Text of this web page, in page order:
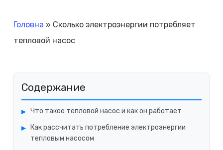
Головна » Сколько электроэнергии потребляет
тепловой насос
Содержание
Что такое тепловой насос и как он работает
Как рассчитать потребление электроэнергии
тепловым насосом